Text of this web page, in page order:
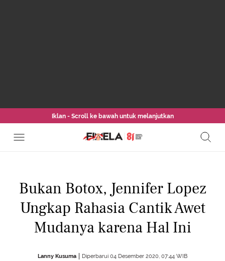
Iklan - Scroll ke bawah untuk melanjutkan
Bukan Botox, Jennifer Lopez
Ungkap Rahasia Cantik Awet
Mudanya karena Hal Ini
Lanny Kusuma Diperbarui 04 Desember 2020, 07:44 WIB